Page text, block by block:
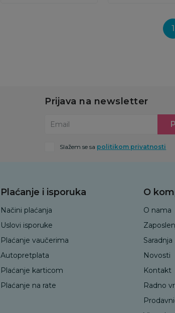
1
Prijava na newsletter
Email
Slažem se sa politikom privatnosti
Plaćanje i isporuka
Načini plaćanja
Uslovi isporuke
Plaćanje vaučerima
Autopretplata
Plaćanje karticom
Plaćanje na rate
O
O nama
Saradnja
Novosti
Kontakt
Radno